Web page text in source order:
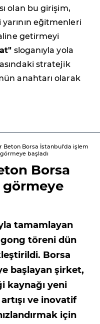
olan bu girişim,
eğitmenleri
getirmeyi
sloganıyla yola
stratejik
anahtarı olarak
Beton Borsa İstanbul'da işlem
görmeye başladı
Borsa
tamamlayan
gong töreni dün
Borsa
başlayan şirket,
kaynağı yeni
ve inovatif
için